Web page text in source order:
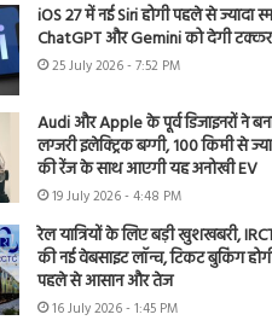
iOS 27 में नई Siri होगी पहले से ज्यादा
ChatGPT और Gemini को देगी टक्कर
25 July 2026 - 7:52 PM
Audi और Apple के पूर्व डिजाइनरों ने
लग्जरी इलेक्ट्रिक बग्गी, 100 किमी से
की रेंज के साथ आएगी यह अनोखी EV
19 July 2026 - 4:48 PM
रेल यात्रियों के लिए बड़ी खुशखबरी,
की नई वेबसाइट लॉन्च, टिकट बुकिंग
पहले से आसान और तेज
16 July 2026 - 1:45 PM